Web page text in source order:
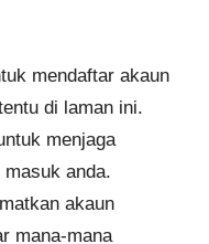
mendaftar akaun
di laman ini.
menjaga
anda.
akaun
mana-mana